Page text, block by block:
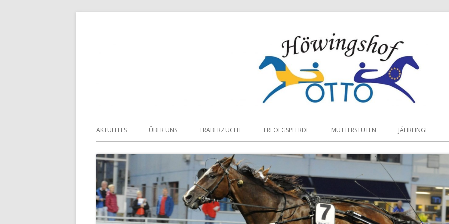
Primäres
Menü
AKTUELLES ÜBER UNS TRABERZUCHT ERFOLGSPFERDE MUTTERSTUTEN JÄHRLINGE